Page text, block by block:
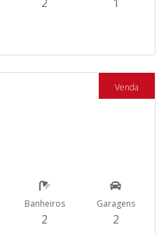
Venda
Banheiros
2
Garagens
2